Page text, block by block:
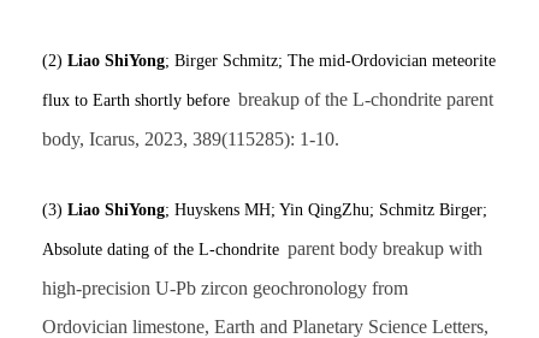
(2) Liao ShiYong; Birger Schmitz; The mid-Ordovician meteorite
flux to Earth shortly before breakup of the L-chondrite parent
body, Icarus, 2023, 389(115285): 1-10.
(3) Liao ShiYong; Huyskens MH; Yin QingZhu; Schmitz Birger;
Absolute dating of the L-chondrite parent body breakup with
high-precision U-Pb zircon geochronology from
Ordovician limestone, Earth and Planetary Science Letters,